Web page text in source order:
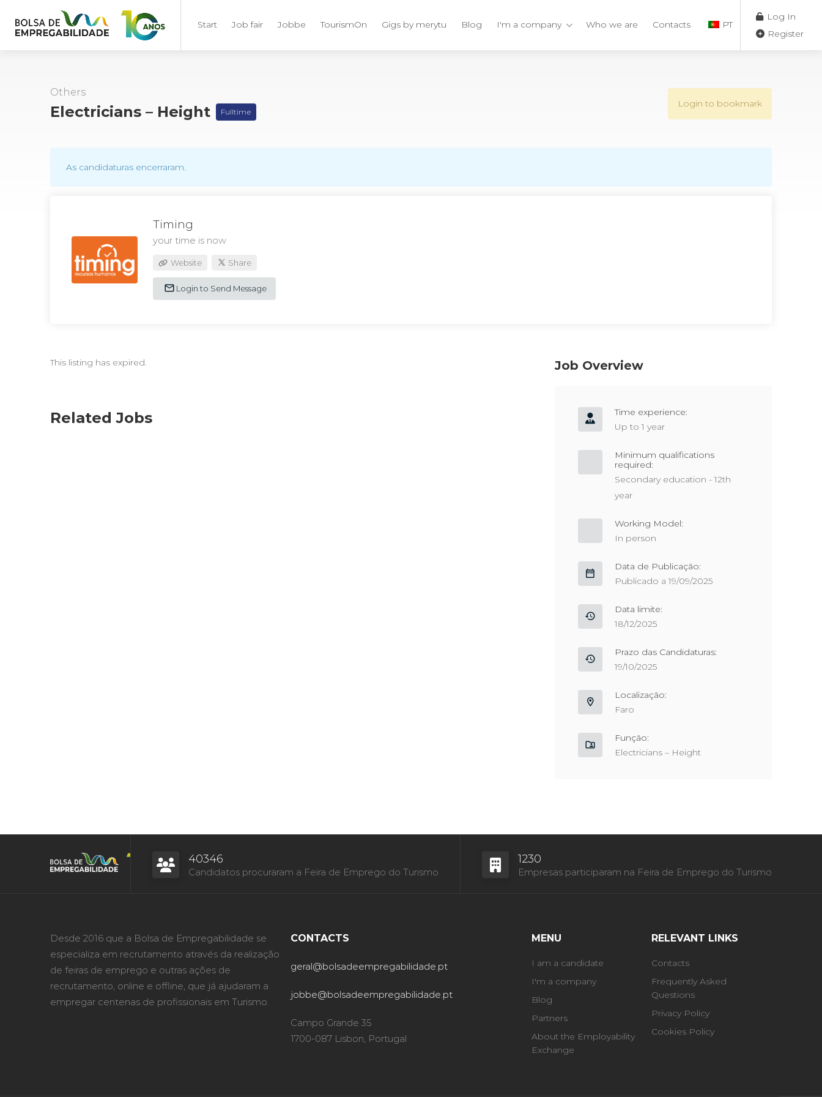
Start Job fair Jobbe TourismOn Gigs by merytu Blog I'm a company Who we are Contacts PT
Log In
Register
Others
Electricians – Height Fulltime
Login to bookmark
As candidaturas encerraram.
Timing
your time is now
Website Share
Login to Send Message
This listing has expired.
Related Jobs
Job Overview
Time experience:
Up to 1 year
Minimum qualifications
required:
Secondary education - 12th
year
Working Model:
In person
Data de Publicação:
Publicado a 19/09/2025
Data limite:
18/12/2025
Prazo das Candidaturas:
19/10/2025
Localização:
Faro
Função:
Electricians – Height
40346
Candidatos procuraram a Feira de Emprego do Turismo
1230
Empresas participaram na Feira de Emprego do Turismo
Desde 2016 que a Bolsa de Empregabilidade se
especializa em recrutamento através da realização
de feiras de emprego e outras ações de
recrutamento, online e offline, que já ajudaram a
empregar centenas de profissionais em Turismo.
CONTACTS
geral@bolsadeempregabilidade.pt
jobbe@bolsadeempregabilidade.pt
Campo Grande 35
1700-087 Lisbon, Portugal
MENU
I am a candidate
I'm a company
Blog
Partners
About the Employability
Exchange
RELEVANT LINKS
Contacts
Frequently Asked
Questions
Privacy Policy
Cookies Policy